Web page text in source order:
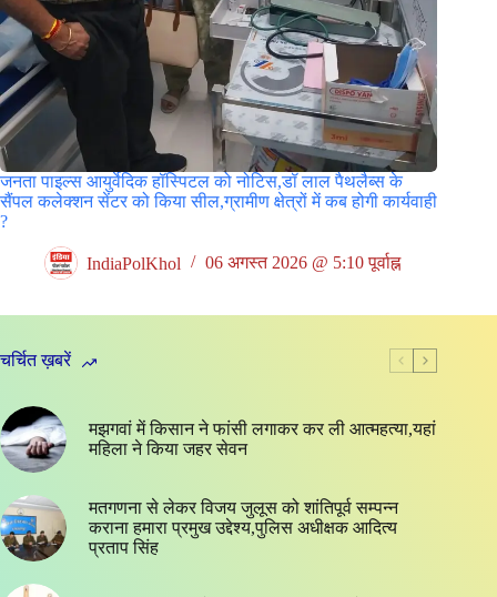
जनता पाइल्स आयुर्वेदिक हॉस्पिटल को नोटिस,डॉ लाल पैथलैब्स के
सैंपल कलेक्शन सेंटर को किया सील,ग्रामीण क्षेत्रों में कब होगी कार्यवाही
?
IndiaPolKhol 06 अगस्त 2026 @ 5:10 पूर्वाह्न
चर्चित ख़बरें
मझगवां में किसान ने फांसी लगाकर कर ली आत्महत्या,यहां
महिला ने किया जहर सेवन
मतगणना से लेकर विजय जुलूस को शांतिपूर्व सम्पन्न
कराना हमारा प्रमुख उद्देश्य,पुलिस अधीक्षक आदित्य
प्रताप सिंह